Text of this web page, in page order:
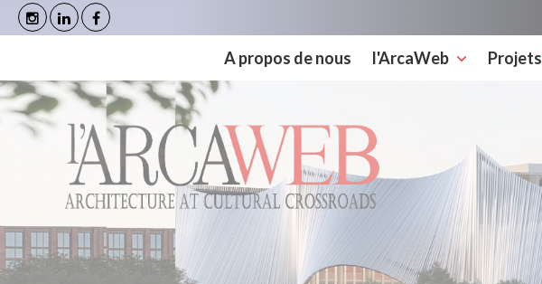
A propos de nous l'ArcaWeb Projets
Panneau de gestion des cookies